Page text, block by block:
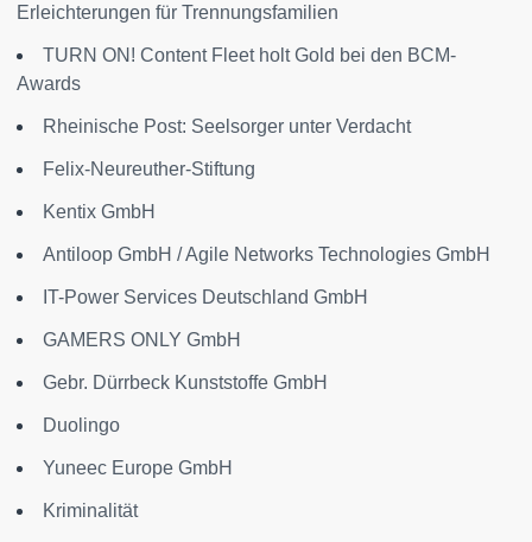
Erleichterungen für Trennungsfamilien
TURN ON! Content Fleet holt Gold bei den BCM-
Awards
Rheinische Post: Seelsorger unter Verdacht
Felix-Neureuther-Stiftung
Kentix GmbH
Antiloop GmbH / Agile Networks Technologies GmbH
IT-Power Services Deutschland GmbH
GAMERS ONLY GmbH
Gebr. Dürrbeck Kunststoffe GmbH
Duolingo
Yuneec Europe GmbH
Kriminalität